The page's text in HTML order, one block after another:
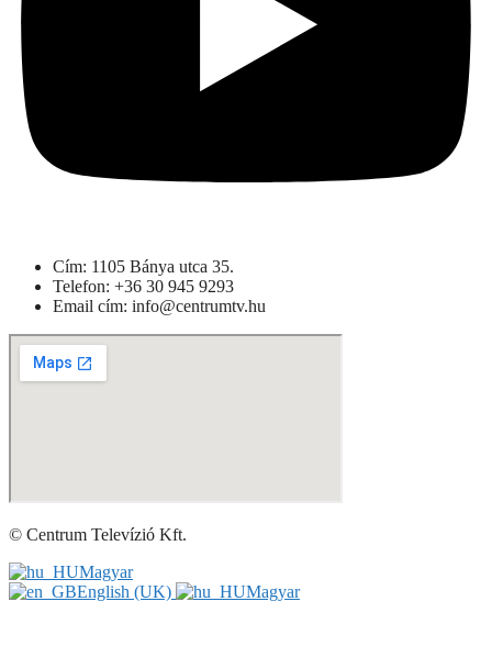
Cím: 1105 Bánya utca 35.
Telefon: +36 30 945 9293
Email cím: info@centrumtv.hu
© Centrum Televízió Kft.
Magyar
English (UK)
Magyar